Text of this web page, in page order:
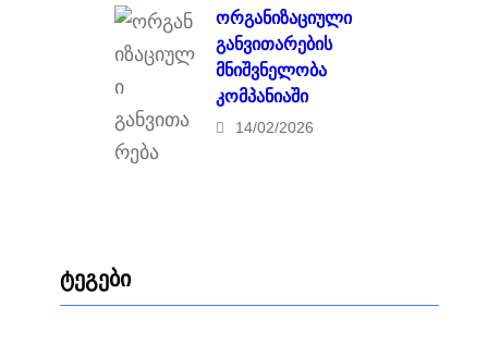
ორგანიზაციული
განვითარების
მნიშვნელობა
კომპანიაში
14/02/2026
ტეგები